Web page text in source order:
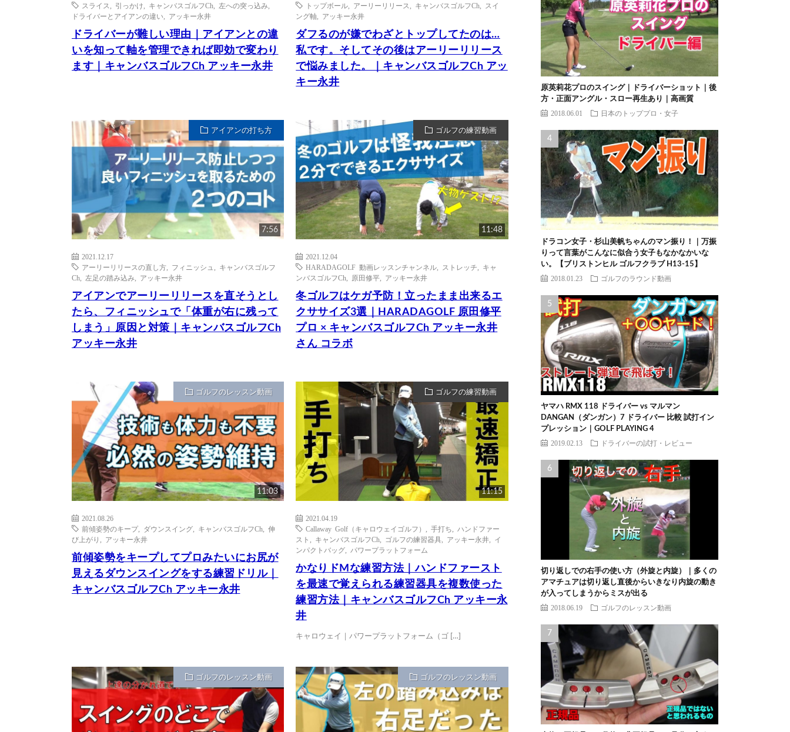
スライス
引っかけ キャンバスゴルフCh 左への突っ込み
ドライバーとアイアンの違い
アッキー永井
ドライバーが難しい理由｜アイアンとの違
いを知って軸を管理できれば即効で変わり
ます｜キャンバスゴルフCh アッキー永井
トップボール
アーリーリリース キャンバスゴルフCh
スイ
ング軸
アッキー永井
ダフるのが嫌でわざとトップしてたのは…
私です。そしてその後はアーリーリリース
で悩みました。｜キャンバスゴルフCh アッ
キー永井
アイアンの打ち方
7:56
2021.12.17
アーリーリリースの直し方
フィニッシュ
キャンバスゴルフ
Ch
左足の踏み込み アッキー永井
アイアンでアーリーリリースを直そうとし
たら、フィニッシュで「体重が右に残って
しまう」原因と対策｜キャンバスゴルフCh
アッキー永井
ゴルフの練習動画
11:48
2021.12.04
HARADAGOLF 動画レッスンチャンネル
ストレッチ
キャ
ンバスゴルフCh
原田修平 アッキー永井
冬ゴルフはケガ予防！立ったまま出来るエ
クササイズ3選｜HARADAGOLF 原田修平
プロ × キャンバスゴルフCh アッキー永井
さん コラボ
ゴルフのレッスン動画
11:03
2021.08.26
前傾姿勢のキープ, ダウンスイング キャンバスゴルフCh
伸
び上がり
アッキー永井
前傾姿勢をキープしてプロみたいにお尻が
見えるダウンスイングをする練習ドリル｜
キャンバスゴルフCh アッキー永井
ゴルフの練習動画
11:15
2021.04.19
Callaway Golf（キャロウェイゴルフ）
,手打ち ,ハンドファー
スト
キャンバスゴルフCh ゴルフの練習器具 アッキー永井
イ
ンパクトバッグ
パワープラットフォーム
かなりドMな練習方法｜ハンドファースト
を最速で覚えられる練習器具を複数使った
練習方法｜キャンバスゴルフCh アッキー永
井
キャロウェイ｜パワープラットフォーム（ゴ […]
ゴルフのレッスン動画 ゴルフのレッスン動画
原英莉花プロのスイング｜ドライバーショット｜後
方・正面アングル・スロー再生あり｜高画質
2018.06.01 日本のトッププロ・女子
ドラコン女子・杉山美帆ちゃんのマン振り！｜万振
りって言葉がこんなに似合う女子もなかなかいな
い。【ブリストンヒル ゴルフクラブ H13-15】
2018.01.23 ゴルフのラウンド動画
ヤマハ RMX 118 ドライバー vs マルマン
DANGAN（ダンガン）7 ドライバー 比較 試打イン
プレッション｜GOLF PLAYING 4
2019.02.13 ドライバーの試打・レビュー
切り返しでの右手の使い方（外旋と内旋）｜多くの
アマチュアは切り返し直後からいきなり内旋の動き
が入ってしまうからミスが出る
2018.06.19 ゴルフのレッスン動画